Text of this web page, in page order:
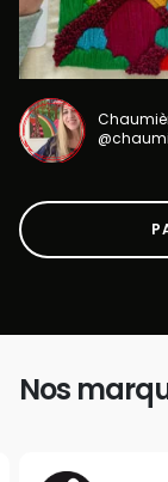
Nos